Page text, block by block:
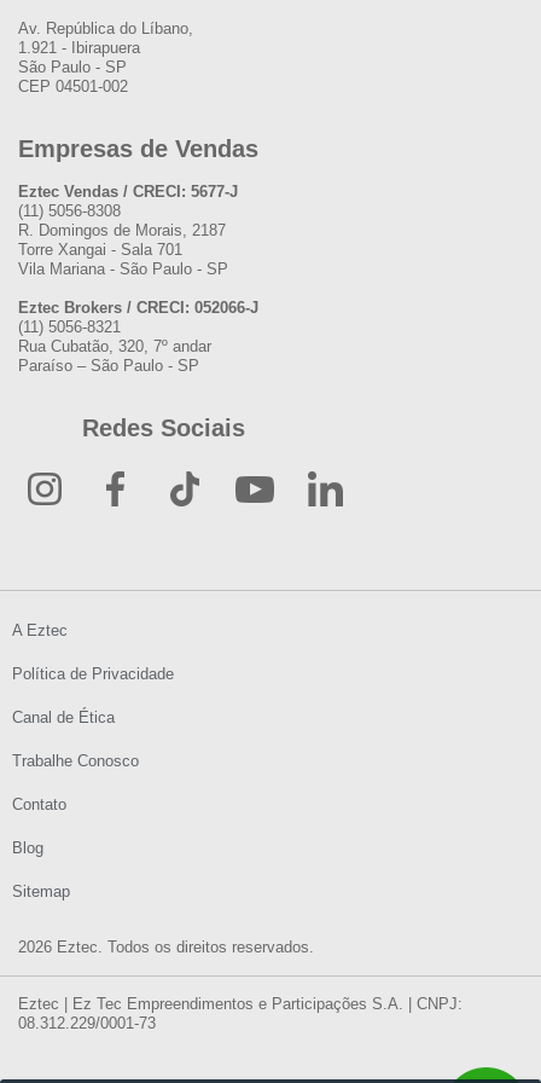
Av. República do Líbano,
1.921 - Ibirapuera
São Paulo - SP
CEP 04501-002
Empresas de Vendas
Eztec Vendas / CRECI: 5677-J
(11) 5056-8308
R. Domingos de Morais, 2187
Torre Xangai - Sala 701
Vila Mariana - São Paulo - SP
Eztec Brokers / CRECI: 052066-J
(11) 5056-8321
Rua Cubatão, 320, 7º andar
Paraíso – São Paulo - SP
Redes Sociais
2026 Eztec. Todos os direitos reservados.
A Eztec
Política de Privacidade
Canal de Ética
Trabalhe Conosco
Contato
Blog
Sitemap
Eztec | Ez Tec Empreendimentos e Participações S.A. | CNPJ:
08.312.229/0001-73